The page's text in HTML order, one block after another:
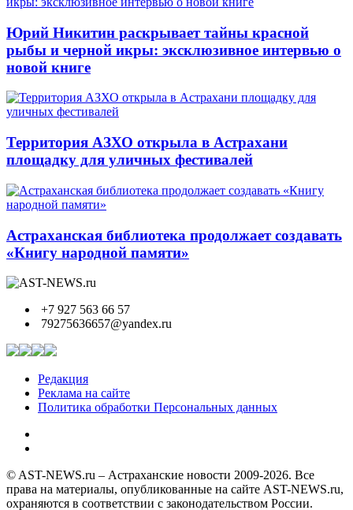
Юрий Никитин раскрывает тайны красной
рыбы и черной икры: эксклюзивное интервью о
новой книге
Территория АЗХО открыла в Астрахани
площадку для уличных фестивалей
Астраханская библиотека продолжает создавать
«Книгу народной памяти»
+7 927 563 66 57
79275636657@yandex.ru
Редакция
Реклама на сайте
Политика обработки Персональных данных
© AST-NEWS.ru – Астраханские новости 2009-2026. Все
права на материалы, опубликованные на сайте AST-NEWS.ru,
охраняются в соответствии с законодательством России.